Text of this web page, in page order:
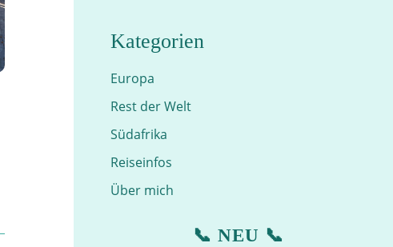
Kategorien
Europa
Rest der Welt
Südafrika
Reiseinfos
Über mich
📞 NEU 📞